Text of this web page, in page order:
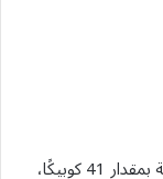
وفي الوقت ذاته، رفع سعر صرف العملة الأوروبية بمقدار 41 كوبيكًا،